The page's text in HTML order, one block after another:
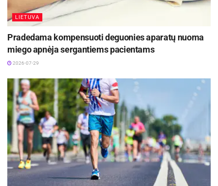
ir gyvybingą bendrystę.
Biržų rajono savivaldybė
LIETUVA
Pradedama kompensuoti deguonies aparatų nuoma
miego apnėja sergantiems pacientams
2026-07-29